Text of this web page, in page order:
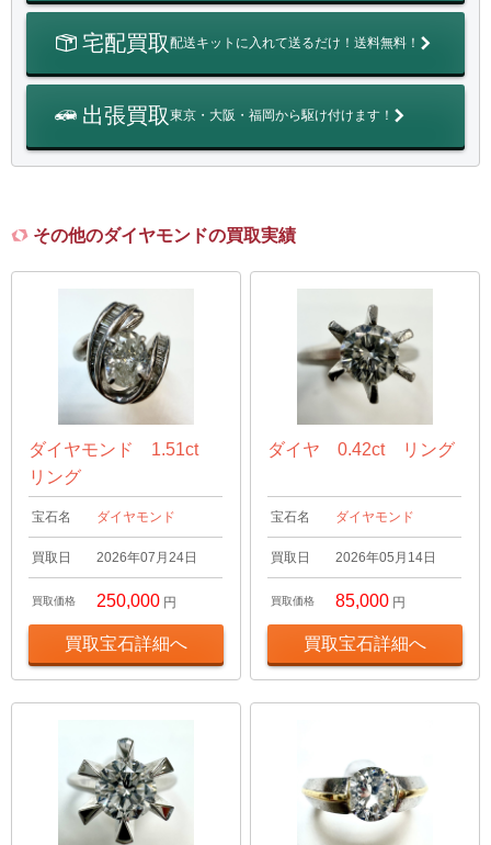
宅配買取配送キットに入れて送るだけ！送料無料！
出張買取東京・大阪・福岡から駆け付けます！
その他のダイヤモンドの買取実績
ダイヤモンド 1.51ct
リング
宝石名 ダイヤモンド
買取日 2026年07月24日
買取価格 250,000 円
買取宝石詳細へ
ダイヤ 0.42ct リング
宝石名 ダイヤモンド
買取日 2026年05月14日
買取価格 85,000 円
買取宝石詳細へ